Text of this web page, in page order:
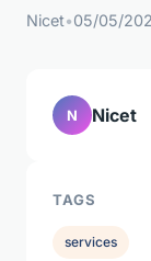
Nicet•05/05/
N Nicet
TAGS
services